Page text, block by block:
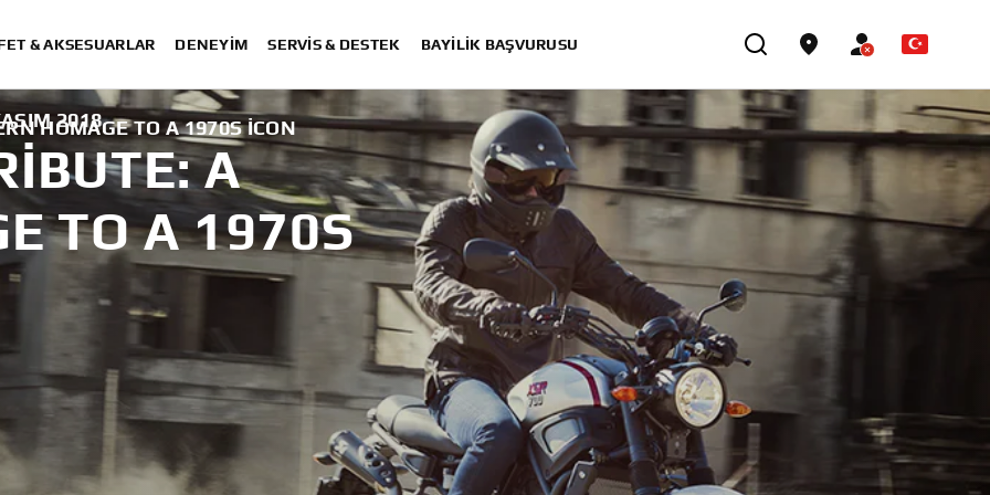
& AKSESUARLAR DENEYIM SERVIS & DESTEK BAYİLİK BAŞVURUSU
HOMAGE TO A 1970S ICON
2018
A
TO A 1970S